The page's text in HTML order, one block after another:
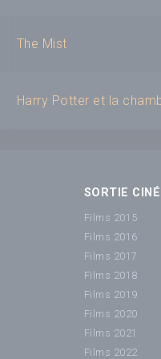
The Mist
Harry Potter et la
SORTIE CINÉ
Films 2015
Films 2016
Films 2017
Films 2018
Films 2019
Films 2020
Films 2021
Films 2022